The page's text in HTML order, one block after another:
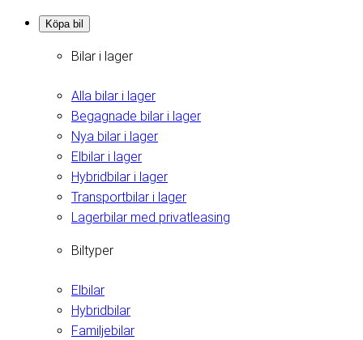
Köpa bil
Bilar i lager
Alla bilar i lager
Begagnade bilar i lager
Nya bilar i lager
Elbilar i lager
Hybridbilar i lager
Transportbilar i lager
Lagerbilar med privatleasing
Biltyper
Elbilar
Hybridbilar
Familjebilar